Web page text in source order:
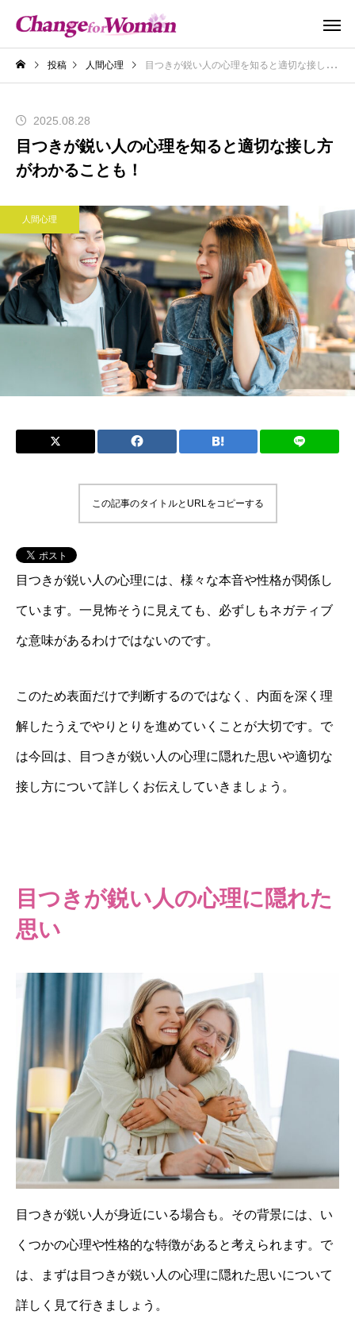
投稿 人間心理 目つきが鋭い人の心理を知ると適切な接し方がわかることも！
2025.08.28
目つきが鋭い人の心理を知ると適切な接し方
がわかることも！
人間心理
この記事のタイトルとURLをコピーする
目つきが鋭い人の心理には、様々な本音や性格が関係し
ています。一見怖そうに見えても、必ずしもネガティブ
な意味があるわけではないのです。
このため表面だけで判断するのではなく、内面を深く理
解したうえでやりとりを進めていくことが大切です。で
は今回は、目つきが鋭い人の心理に隠れた思いや適切な
接し方について詳しくお伝えしていきましょう。
目つきが鋭い人の心理に隠れた
思い
目つきが鋭い人が身近にいる場合も。その背景には、い
くつかの心理や性格的な特徴があると考えられます。で
は、まずは目つきが鋭い人の心理に隠れた思いについて
詳しく見て行きましょう。